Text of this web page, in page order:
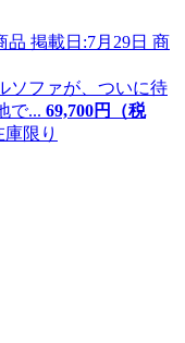
品 掲載日:7月29日 商
ソファが、ついに待
で... 69,700円（税
庫限り